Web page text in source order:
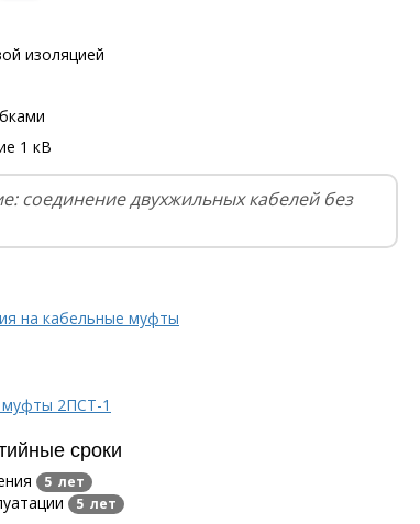
изоляцией
1 кВ
соединение двухжильных кабелей без
на кабельные муфты
2ПСТ-1
сроки
5 лет
5 лет